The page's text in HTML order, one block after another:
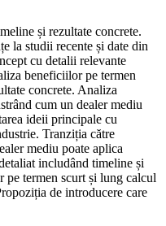
și rezultate concrete.
la studii recente și date din
cu detalii relevante
beneficiilor pe termen
concrete. Analiza
cum un dealer mediu
ideii principale cu
Tranziția către
mediu poate aplica
includând timeline și
pe termen scurt și lung calcul
de introducere care